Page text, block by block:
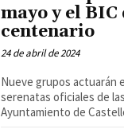
mayo y el BIC
centenario
24 de abril de 2024
Nueve grupos actuarán
serenatas oficiales de las
Ayuntamiento de